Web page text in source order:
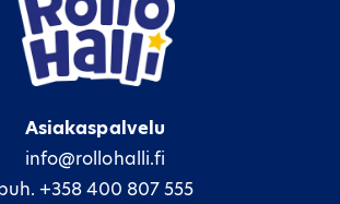
Asiakaspalvelu
info@rollohalli.fi
+358 400 807 555